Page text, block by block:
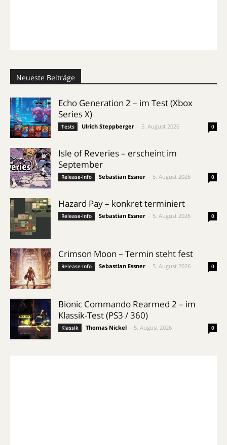
Neueste Beiträge
Echo Generation 2 – im Test (Xbox
Series X)
Tests Ulrich Steppberger 5. August 2026 0
Isle of Reveries – erscheint im
September
Release-Info Sebastian Essner 5. August 2026 0
Hazard Pay – konkret terminiert
Release-Info Sebastian Essner 5. August 2026 0
Crimson Moon – Termin steht fest
Release-Info Sebastian Essner 5. August 2026 0
Bionic Commando Rearmed 2 – im
Klassik-Test (PS3 / 360)
Klassik Thomas Nickel 5. August 2026 0